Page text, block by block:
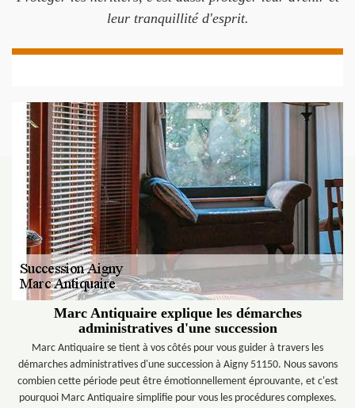
leur tranquillité d'esprit.
Marc Antiquaire explique les démarches
administratives d'une succession
Marc Antiquaire se tient à vos côtés pour vous guider à travers les
démarches administratives d'une succession à Aigny 51150. Nous savons
combien cette période peut être émotionnellement éprouvante, et c'est
pourquoi Marc Antiquaire simplifie pour vous les procédures complexes.